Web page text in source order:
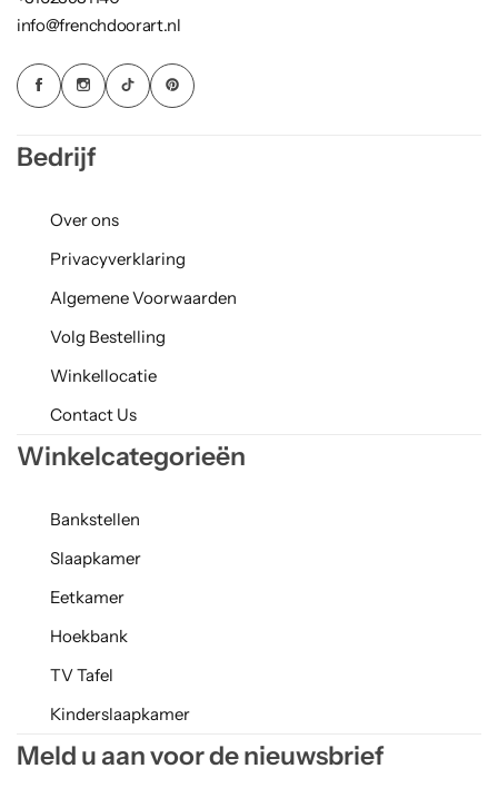
info@frenchdoorart.nl
Bedrijf
Over ons
Privacyverklaring
Algemene Voorwaarden
Volg Bestelling
Winkellocatie
Contact Us
Winkelcategorieën
Bankstellen
Slaapkamer
Eetkamer
Hoekbank
TV Tafel
Kinderslaapkamer
Meld u aan voor de nieuwsbrief